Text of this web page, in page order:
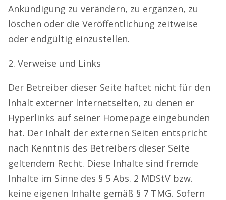
Ankündigung zu verändern, zu ergänzen, zu
löschen oder die Veröffentlichung zeitweise
oder endgültig einzustellen.
2. Verweise und Links
Der Betreiber dieser Seite haftet nicht für den
Inhalt externer Internetseiten, zu denen er
Hyperlinks auf seiner Homepage eingebunden
hat. Der Inhalt der externen Seiten entspricht
nach Kenntnis des Betreibers dieser Seite
geltendem Recht. Diese Inhalte sind fremde
Inhalte im Sinne des § 5 Abs. 2 MDStV bzw.
keine eigenen Inhalte gemäß § 7 TMG. Sofern